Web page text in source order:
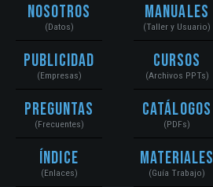
Nosotros
(Datos)
Publicidad
(Empresas)
Preguntas
(Frecuentes)
Índice
(Enlaces)
Manuales
(Taller y Usuario)
Cursos
(Archivos PPTs)
Catálogos
(PDFs)
Materiales
(Guía Trabajo)